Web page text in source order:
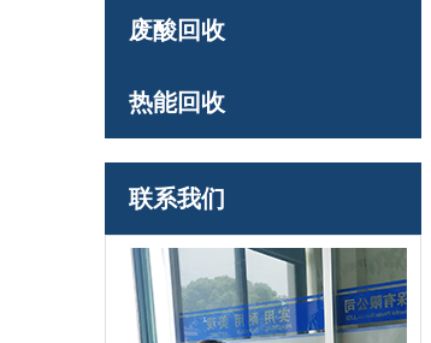
废酸回收
热能回收
联系我们